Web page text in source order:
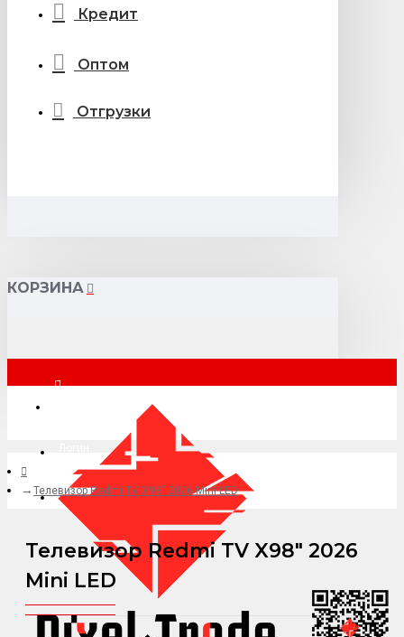
Кредит
Оптом
Отгрузки
КОРЗИНА
+7 (495) 015-41-41
Телевизор Rеdmi ТV X98" 2026 Mini LЕD
Телевизор Rеdmi ТV X98" 2026
Mini LЕD